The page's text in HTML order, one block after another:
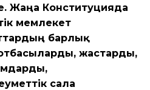
Жаңа Конституцияда
мемлекет
барлық
жастарды,
сала